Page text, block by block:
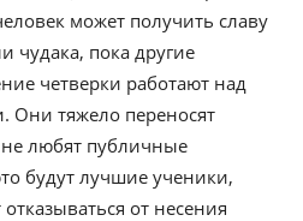
может получить славу
чудака, пока другие
четверки работают над
Они тяжело переносят
любят публичные
будут лучшие ученики,
от несения